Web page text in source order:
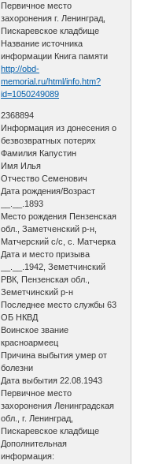
Первичное место
захоронения г. Ленинград,
Пискаревское кладбище
Название источника
информации Книга памяти
http://obd-
memorial.ru/html/info.htm?
id=1050249089
2368894
Информация из донесения о
безвозвратных потерях
Фамилия Капустин
Имя Илья
Отчество Семенович
Дата рождения/Возраст
__.__.1893
Место рождения Пензенская
обл., Заметченский р-н,
Матчерский с/с, с. Матчерка
Дата и место призыва
__.__.1942, Земетчинский
РВК, Пензенская обл.,
Земетчинский р-н
Последнее место службы 63
ОБ НКВД
Воинское звание
красноармеец
Причина выбытия умер от
болезни
Дата выбытия 22.08.1943
Первичное место
захоронения Ленинградская
обл., г. Ленинград,
Пискаревское кладбище
Дополнительная
информация: